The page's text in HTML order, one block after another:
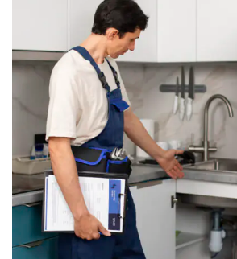
Subscribe To The
Updates!
I agree to the Privacy Policy